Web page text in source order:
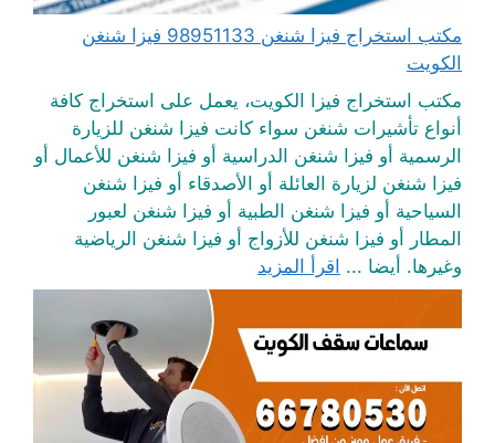
مكتب استخراج فيزا شنغن 98951133 فيزا شنغن
الكويت
مكتب استخراج فيزا الكويت، يعمل على استخراج كافة
أنواع تأشيرات شنغن سواء كانت فيزا شنغن للزيارة
الرسمية أو فيزا شنغن الدراسية أو فيزا شنغن للأعمال أو
فيزا شنغن لزيارة العائلة أو الأصدقاء أو فيزا شنغن
السياحية أو فيزا شنغن الطبية أو فيزا شنغن لعبور
المطار أو فيزا شنغن للأزواج أو فيزا شنغن الرياضية
وغيرها. أيضا ... اقرأ المزيد